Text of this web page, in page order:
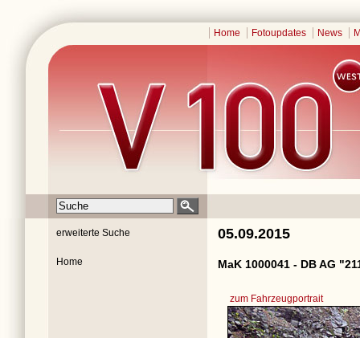
Home Fotoupdates News
erweiterte Suche
Home
05.09.2015
MaK 1000041 - DB AG
zum Fahrzeugportrait